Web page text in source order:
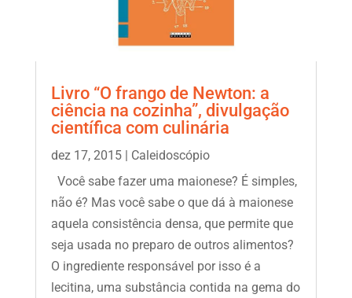
Livro “O frango de Newton: a
ciência na cozinha”, divulgação
científica com culinária
dez 17, 2015| Caleidoscópio
Você sabe fazer uma maionese? É simples,
não é? Mas você sabe o que dá à maionese
aquela consistência densa, que permite que
seja usada no preparo de outros alimentos?
O ingrediente responsável por isso é a
lecitina, uma substância contida na gema do